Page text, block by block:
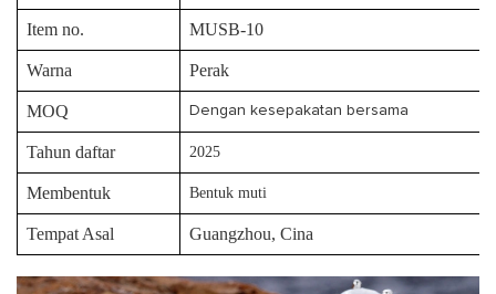
Item no. MUSB-10
Warna Perak
MOQ Dengan kesepakatan bersama
Tahun daftar 2025
Membentuk Bentuk muti
Tempat Asal Guangzhou, Cina